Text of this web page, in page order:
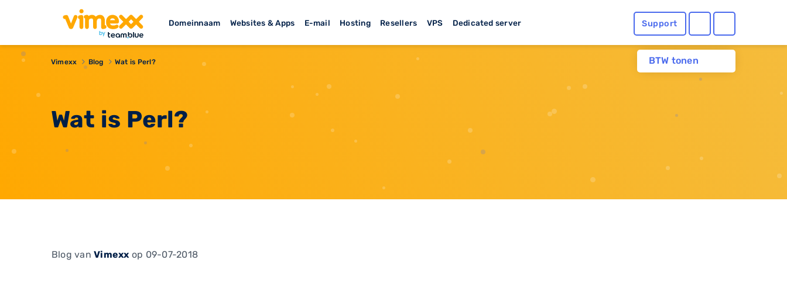
Domeinnaam Websites & Apps E-mail Hosting Resellers VPS Dedicated server Support
BTW tonen
Vimexx Blog Wat is Perl?
Wat is Perl?
Blog vanVimexx op 09-07-2018